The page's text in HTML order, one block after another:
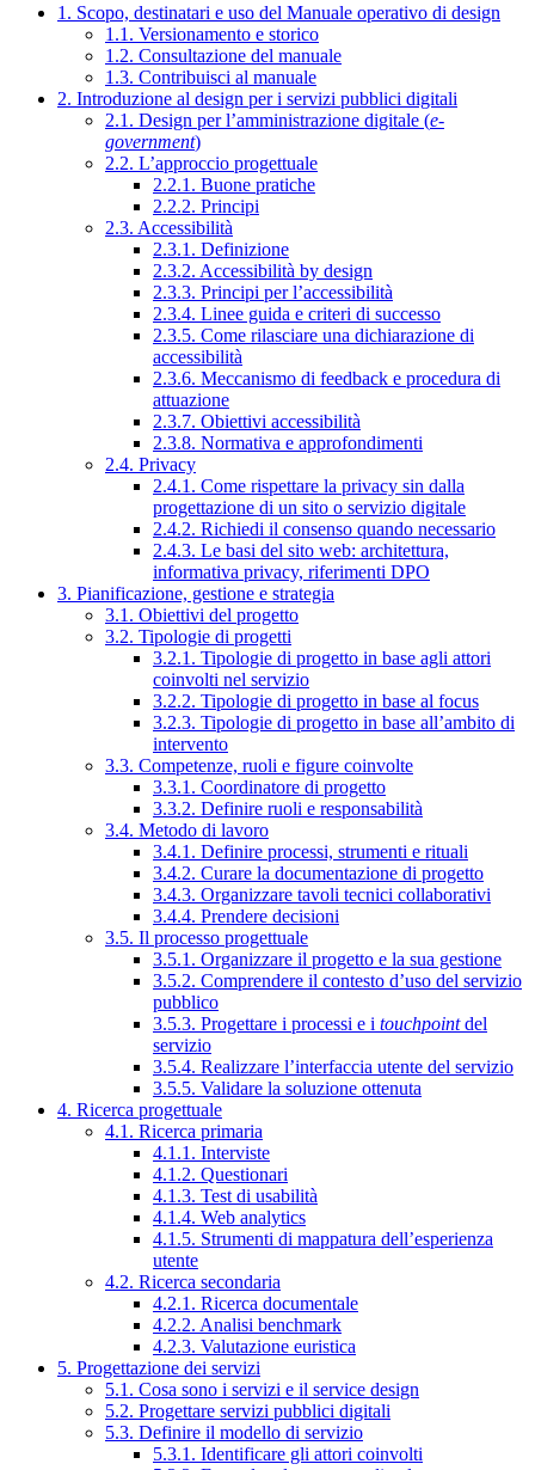
1. Scopo, destinatari e uso del Manuale operativo di design
1.1. Versionamento e storico
1.2. Consultazione del manuale
1.3. Contribuisci al manuale
2. Introduzione al design per i servizi pubblici digitali
2.1. Design per l’amministrazione digitale (e-
government)
2.2. L’approccio progettuale
2.2.1. Buone pratiche
2.2.2. Principi
2.3. Accessibilità
2.3.1. Definizione
2.3.2. Accessibilità by design
2.3.3. Principi per l’accessibilità
2.3.4. Linee guida e criteri di successo
2.3.5. Come rilasciare una dichiarazione di
accessibilità
2.3.6. Meccanismo di feedback e procedura di
attuazione
2.3.7. Obiettivi accessibilità
2.3.8. Normativa e approfondimenti
2.4. Privacy
2.4.1. Come rispettare la privacy sin dalla
progettazione di un sito o servizio digitale
2.4.2. Richiedi il consenso quando necessario
2.4.3. Le basi del sito web: architettura,
informativa privacy, riferimenti DPO
3. Pianificazione, gestione e strategia
3.1. Obiettivi del progetto
3.2. Tipologie di progetti
3.2.1. Tipologie di progetto in base agli attori
coinvolti nel servizio
3.2.2. Tipologie di progetto in base al focus
3.2.3. Tipologie di progetto in base all’ambito di
intervento
3.3. Competenze, ruoli e figure coinvolte
3.3.1. Coordinatore di progetto
3.3.2. Definire ruoli e responsabilità
3.4. Metodo di lavoro
3.4.1. Definire processi, strumenti e rituali
3.4.2. Curare la documentazione di progetto
3.4.3. Organizzare tavoli tecnici collaborativi
3.4.4. Prendere decisioni
3.5. Il processo progettuale
3.5.1. Organizzare il progetto e la sua gestione
3.5.2. Comprendere il contesto d’uso del servizio
pubblico
3.5.3. Progettare i processi e i touchpointdel
servizio
3.5.4. Realizzare l’interfaccia utente del servizio
3.5.5. Validare la soluzione ottenuta
4. Ricerca progettuale
4.1. Ricerca primaria
4.1.1. Interviste
4.1.2. Questionari
4.1.3. Test di usabilità
4.1.4. Web analytics
4.1.5. Strumenti di mappatura dell’esperienza
utente
4.2. Ricerca secondaria
4.2.1. Ricerca documentale
4.2.2. Analisi benchmark
4.2.3. Valutazione euristica
5. Progettazione dei servizi
5.1. Cosa sono i servizi e il service design
5.2. Progettare servizi pubblici digitali
5.3. Definire il modello di servizio
5.3.1. Identificare gli attori coinvolti